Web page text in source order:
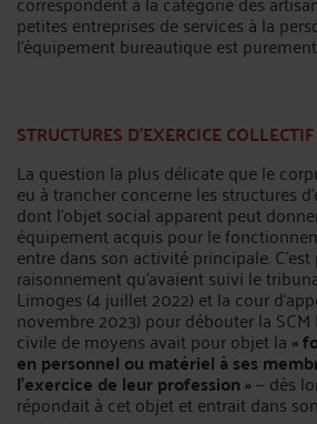
petites entreprises de services à la
l’équipement bureautique est
STRUCTURES D’EXERCICE
La question la plus délicate que le
eu à trancher concerne les structures
dont l’objet social apparent peut
équipement acquis pour le
entre dans son activité principale.
raisonnement qu’avaient suivi le
Limoges (4 juillet 2022) et la cour
novembre 2023) pour débouter la
civile de moyens avait pour objet la«
en personnel ou matériel à ses
l’exercice de leur profession »— dès
répondait à cet objet et entrait dans